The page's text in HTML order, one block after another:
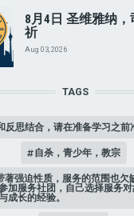
8月4日 圣维雅纳
祈
Aug 03, 2026
TAGS
反思结合，请在准备学习之前
自杀，青少年，教宗
著强迫性质，服务的范围也欠
加服务社团，自己选择服务
成长的经验。